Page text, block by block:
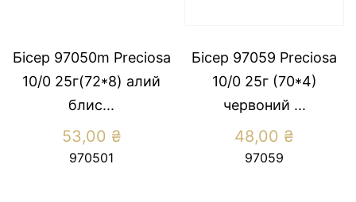
Бісер 97050m Preсiosa
10/0 25г(72*8) алий
блис...
53,00 ₴
970501
Бісер 97059 Preсiosa
10/0 25г (70*4)
червоний ...
48,00 ₴
97059